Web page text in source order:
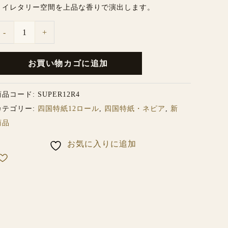
イレタリー空間を上品な香りで演出します。
- +
お買い物カゴに追加
品コード: SUPER12R4
テゴリー: 四国特紙12ロール 四国特紙・ネピア
新
品
お気に入りに追加